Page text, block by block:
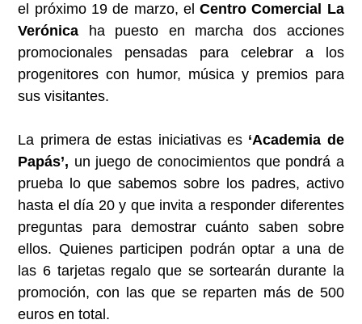
el próximo 19 de marzo, elCentro Comercial La
Verónica ha puesto en marcha dos acciones
promocionales pensadas para celebrar a los
progenitores con humor, música y premios para
sus visitantes.
La primera de estas iniciativas es ‘Academia de
Papás’, un juego de conocimientos que pondrá a
prueba lo que sabemos sobre los padres, activo
hasta el día 20 y que invita a responder diferentes
preguntas para demostrar cuánto saben sobre
ellos. Quienes participen podrán optar a una de
las 6 tarjetas regalo que se sortearán durante la
promoción, con las que se reparten más de 500
euros en total.